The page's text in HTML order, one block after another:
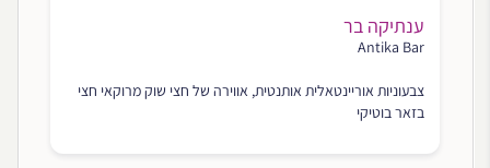
ענתיקה בר
Antika Bar
צבעוניות אוריינטאלית אותנטית, אווירה של חצי שוק מרוקאי חצי
בזאר בוטיקי